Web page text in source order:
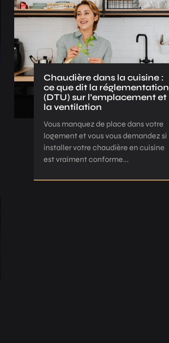
Chaudière dans la cuisine :
ce que dit la réglementation
(DTU) sur l’emplacement et
la ventilation
Vous manquez de place dans votre
logement et vous vous demandez si
installer votre chaudière en cuisine
est vraiment conforme...